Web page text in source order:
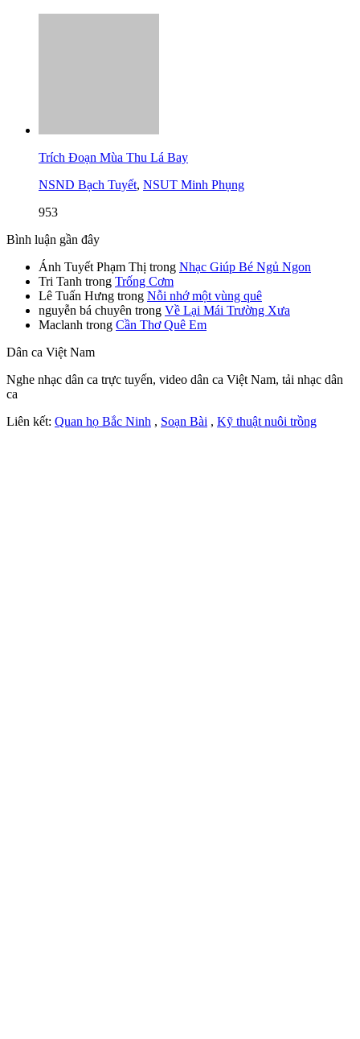
Trích Đoạn Mùa Thu Lá Bay
NSND Bạch Tuyết, NSUT Minh Phụng
953
Bình luận gần đây
Ánh Tuyết Phạm Thị trong Nhạc Giúp Bé Ngủ Ngon
Tri Tanh trong Trống Cơm
Lê Tuấn Hưng trong Nỗi nhớ một vùng quê
nguyễn bá chuyên trong Về Lại Mái Trường Xưa
Maclanh trong Cần Thơ Quê Em
Dân ca Việt Nam
Nghe nhạc dân ca trực tuyến, video dân ca Việt Nam, tải nhạc dân
ca
Liên kết: Quan họ Bắc Ninh , Soạn Bài , Kỹ thuật nuôi trồng